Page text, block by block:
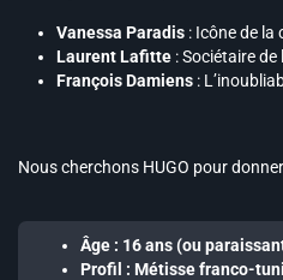
Vanessa Paradis : Icône de la
Laurent Lafitte : Sociétaire de
François Damiens :
Nous cherchons HUGO pour
Âge : 16 ans (ou
Profil : Métisse franco-